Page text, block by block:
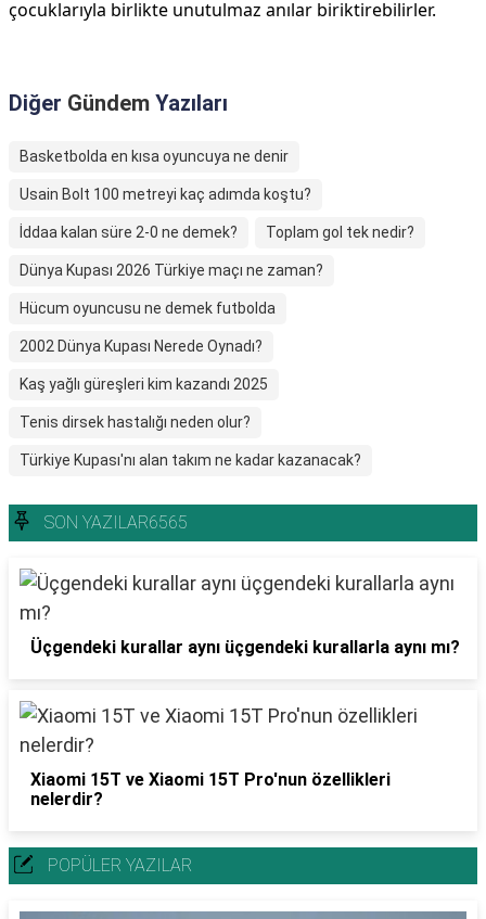
çocuklarıyla birlikte unutulmaz anılar biriktirebilirler.
Diğer Gündem Yazıları
Basketbolda en kısa oyuncuya ne denir
Usain Bolt 100 metreyi kaç adımda koştu?
İddaa kalan süre 2-0 ne demek? Toplam gol tek nedir?
Dünya Kupası 2026 Türkiye maçı ne zaman?
Hücum oyuncusu ne demek futbolda
2002 Dünya Kupası Nerede Oynadı?
Kaş yağlı güreşleri kim kazandı 2025
Tenis dirsek hastalığı neden olur?
Türkiye Kupası'nı alan takım ne kadar kazanacak?
SON YAZILAR6565
Üçgendeki kurallar aynı üçgendeki kurallarla aynı mı?
Xiaomi 15T ve Xiaomi 15T Pro'nun özellikleri
nelerdir?
POPÜLER YAZILAR